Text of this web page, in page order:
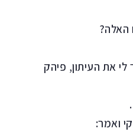
את העיתון, פיהק
ואמר: